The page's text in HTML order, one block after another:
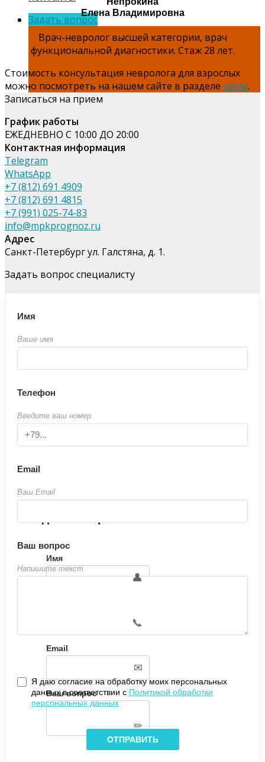
Задать вопрос
Имя
Email
Ваш вопрос
Елена Владимировна
Врач-невролог высшей категории, врач
функциональной диагностики. Стаж 28 лет.
Стоимость консультация невролога для взрослых
можно посмотреть на нашем сайте в разделе цены.
Записаться на прием
График работы
ЕЖЕДНЕВНО С 10:00 ДО 20:00
Контактная информация
Telegram
WhatsApp
+7 (812) 691 4909
+7 (812) 691 4815
+7 (991) 025-74-83
info@mpkprognoz.ru
Адрес
Санкт-Петербург ул. Галстяна, д. 1.
Задать вопрос специалисту
Имя
Ваше имя
Телефон
Введите ваш номер
Email
Ваш Email
Ваш вопрос
Напишите текст
Я даю согласие на обработку моих персональных
данных в соответствии с Политикой обработки
персональных данных